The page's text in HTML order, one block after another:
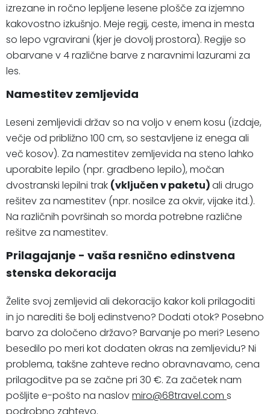
izrezane in ročno lepljene lesene plošče za izjemno
kakovostno izkušnjo. Meje regij, ceste, imena in mesta
so lepo vgravirani (kjer je dovolj prostora). Regije so
obarvane v 4 različne barve z naravnimi lazurami za
les.
Namestitev zemljevida
Leseni zemljevidi držav so na voljo v enem kosu (izdaje,
večje od približno 100 cm, so sestavljene iz enega ali
več kosov). Za namestitev zemljevida na steno lahko
uporabite lepilo (npr. gradbeno lepilo), močan
dvostranski lepilni trak (vključen v paketu)ali drugo
rešitev za namestitev (npr. nosilce za okvir, vijake itd.).
Na različnih površinah so morda potrebne različne
rešitve za namestitev.
Prilagajanje - vaša resnično edinstvena
stenska dekoracija
Želite svoj zemljevid ali dekoracijo kakor koli prilagoditi
in jo narediti še bolj edinstveno? Dodati otok? Posebno
barvo za določeno državo? Barvanje po meri? Leseno
besedilo po meri kot dodaten okras na zemljevidu? Ni
problema, takšne zahteve redno obravnavamo, cena
prilagoditve pa se začne pri 30 €. Za začetek nam
pošljite e-pošto na naslovmiro@68travel.com s
podrobno zahtevo.